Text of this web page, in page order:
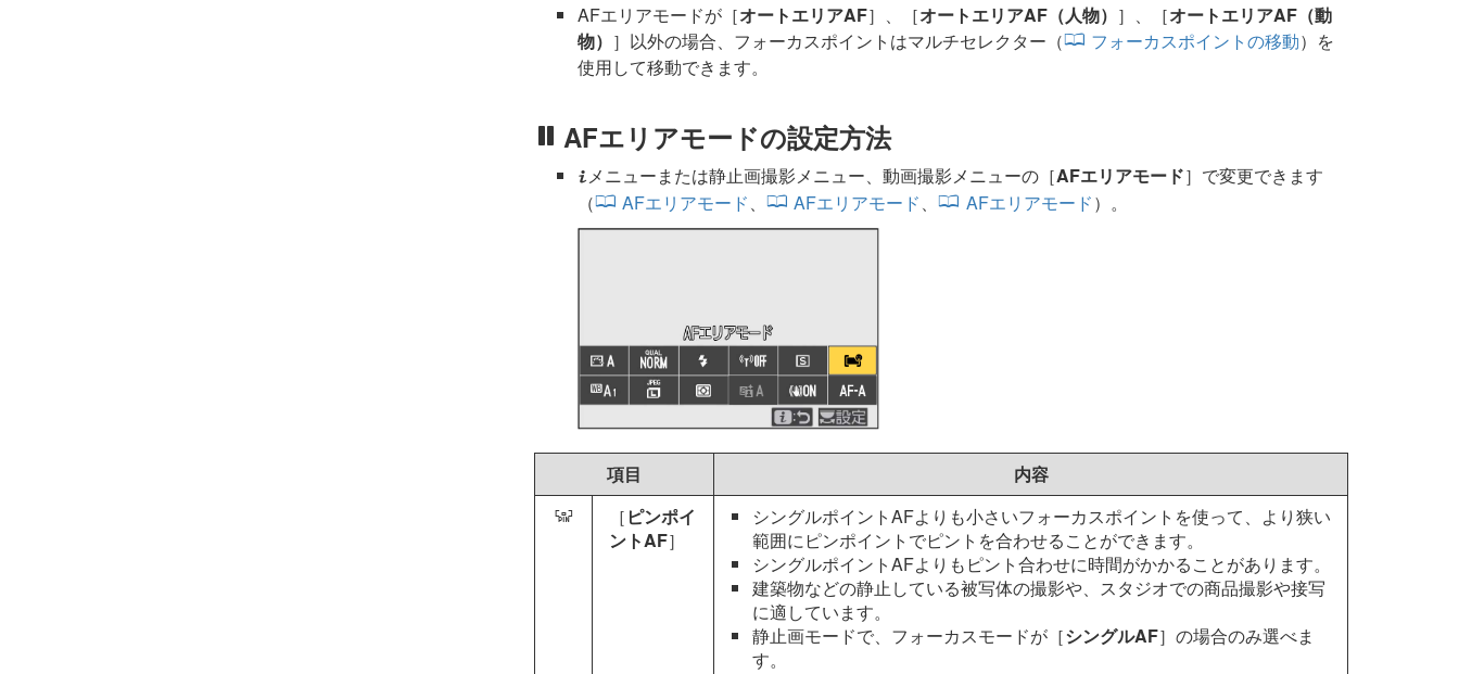
AFエリアモードが［オートエリアAF］、［オートエリアAF（人物） ］、［オートエリアAF（動
物） ］以外の場合、フォーカスポイントはマルチセレクター（ フォーカスポイントの移動）を
使用して移動できます。
AFエリアモードの設定方法
i メニューまたは静止画撮影メニュー、動画撮影メニューの［AFエリアモード］で変更できます
（
AFエリアモード、 AFエリアモード、 AFエリアモード）。
項目 内容
3 ［ ピンポイ
ントAF］
シングルポイントAFよりも小さいフォーカスポイントを使って、より狭い
範囲にピンポイントでピントを合わせることができます。
シングルポイントAFよりもピント合わせに時間がかかることがあります。
建築物などの静止している被写体の撮影や、スタジオでの商品撮影や接写
に適しています。
静止画モードで、フォーカスモードが［シングルAF］の場合のみ選べま
す。